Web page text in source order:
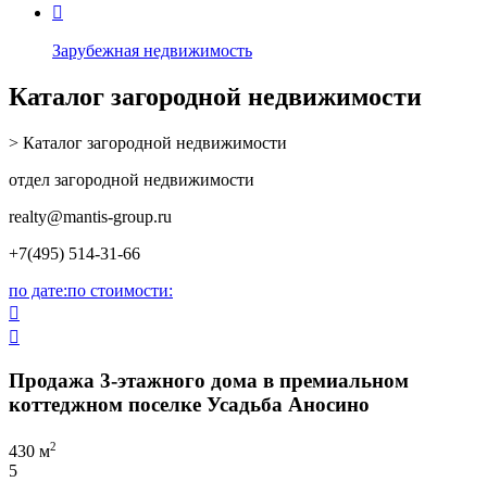

Зарубежная недвижимость
Каталог загородной недвижимости
> Каталог загородной недвижимости
отдел загородной недвижимости
realty@mantis-group.ru
+7(495) 514-31-66
по дате:по стоимости:


Продажа 3-этажного дома в премиальном
коттеджном поселке Усадьба Аносино
430 м2
5